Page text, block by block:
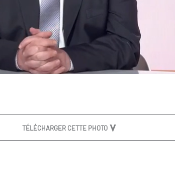
TÉLÉCHARGER CETTE PHOTO